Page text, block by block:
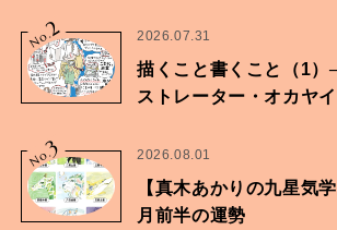
No.2 2026.07.31
描くこと書くこと（1）
ストレーター・オカヤ
No.
3 2026.08.01
【真木あかりの九星気
月前半の運勢